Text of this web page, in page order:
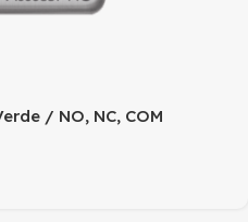
/ NO, NC, COM